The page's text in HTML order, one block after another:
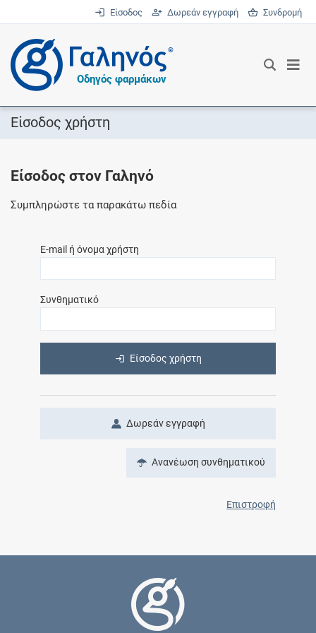
Είσοδος Δωρεάν εγγραφή Συνδρομή
®
Οδηγός φαρμάκων
Είσοδος χρήστη
Είσοδος στον Γαληνό
Συμπληρώστε τα παρακάτω πεδία
E-mail ή όνομα χρήστη
Συνθηματικό
Είσοδος χρήστη
Δωρεάν εγγραφή
Ανανέωση συνθηματικού
Επιστροφή